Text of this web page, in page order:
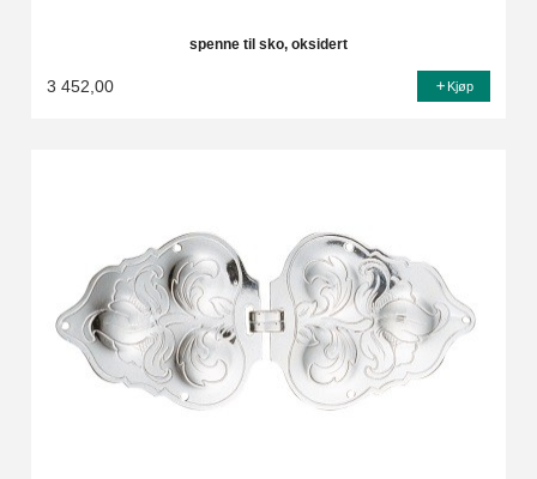
spenne til sko, oksidert
3 452,00 Kjøp